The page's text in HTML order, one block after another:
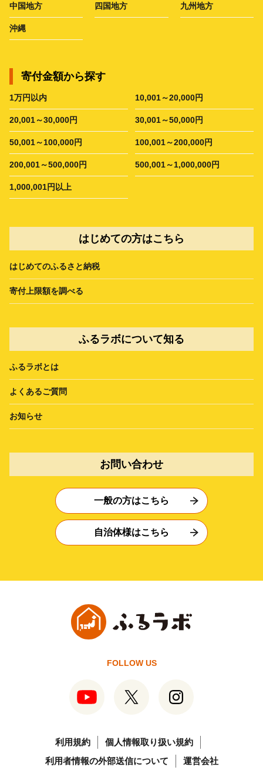
中国地方 四国地方 九州地方
沖縄
寄付金額から探す
1万円以内 10,001～20,000円
20,001～30,000円 30,001～50,000円
50,001～100,000円 100,001～200,000円
200,001～500,000円 500,001～1,000,000円
1,000,001円以上
はじめての方はこちら
はじめてのふるさと納税
寄付上限額を調べる
ふるラボについて知る
ふるラボとは
よくあるご質問
お知らせ
お問い合わせ
一般の方はこちら
自治体様はこちら
FOLLOW US
利用規約
個人情報取り扱い規約
利用者情報の外部送信について
運営会社